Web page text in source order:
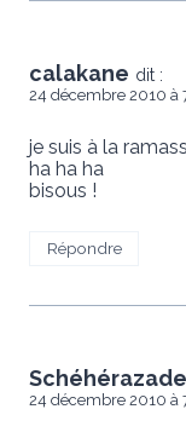
calakane dit :
24 décembre 2010 à
je suis à la
ha ha ha
bisous !
Répondre
Schéhérazade
24 décembre 2010 à